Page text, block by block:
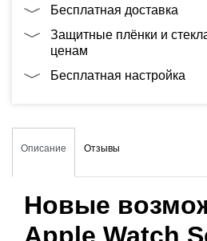
Бесплатная доставка
Защитные плёнки и
ценам
Бесплатная настройка
Описание Отзывы
Новые